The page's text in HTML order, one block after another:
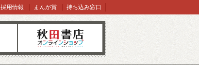
オンラインショップ
採用情報 まんが賞 持ち込み窓口